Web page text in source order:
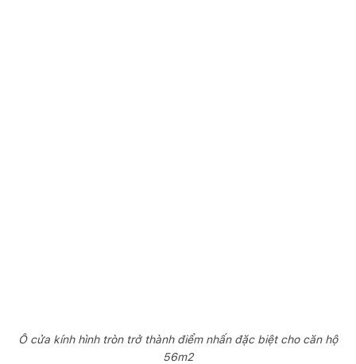
Ô cửa kính hình tròn trở thành điểm nhấn đặc biệt cho căn hộ
56m2